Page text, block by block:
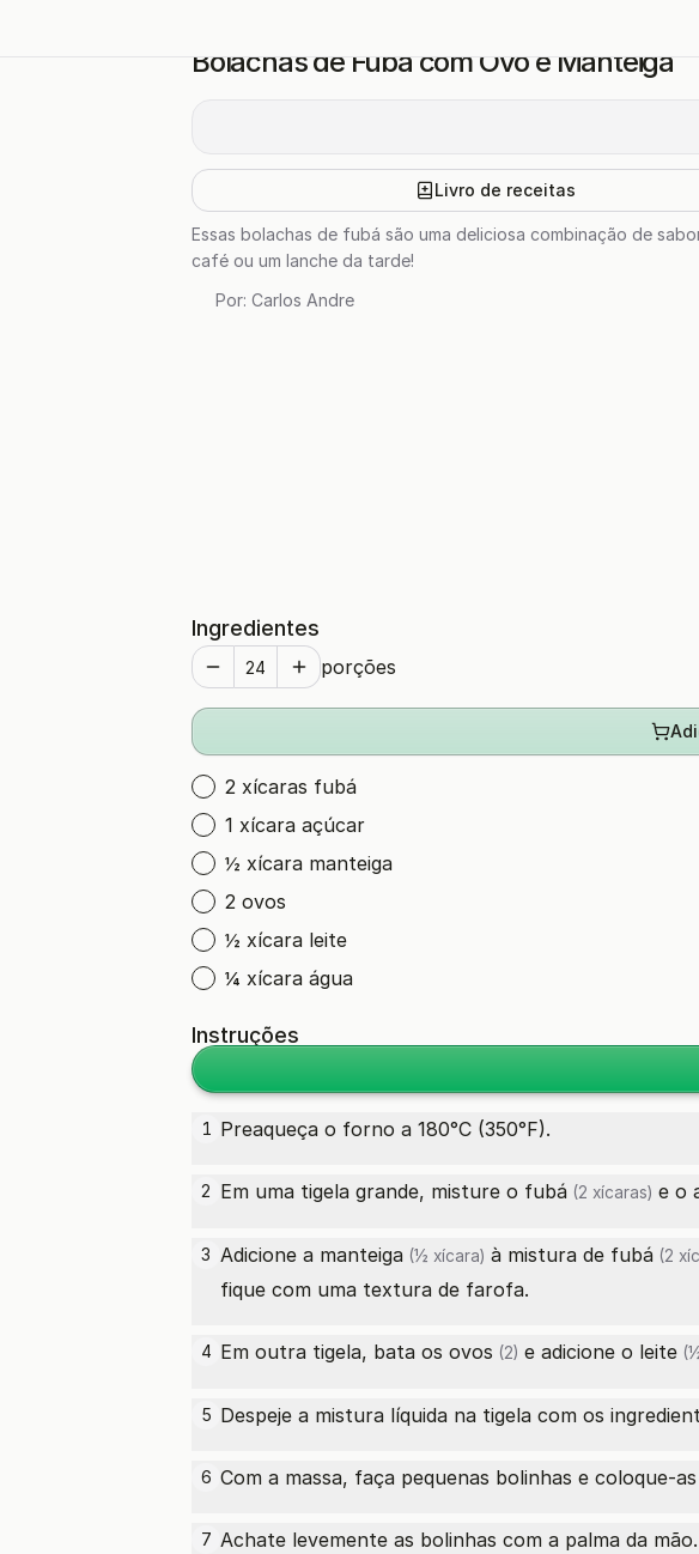
Bolachas de Fubá com Ovo e Manteiga
Livro de receitas
Essas bolachas de fubá são uma deliciosa combinação de
café ou um lanche da tarde!
Por: Carlos Andre
Ingredientes
porções
2 xícaras fubá
1 xícara açúcar
½ xícara manteiga
2 ovos
½ xícara leite
¼ xícara água
Instruções
1 Preaqueça o forno a 180°C (350°F).
2 Em uma tigela grande, misture o fubá (2 xícaras) e o
3 Adicione a manteiga (½ xícara) à mistura de fubá (2
fique com uma textura de farofa.
4 Em outra tigela, bata os ovos (2) e adicione o leite
5 Despeje a mistura líquida na tigela com os
6 Com a massa, faça pequenas bolinhas e coloque-
7 Achate levemente as bolinhas com a palma da mão.